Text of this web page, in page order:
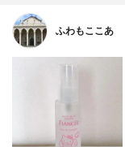
ふわもここあ